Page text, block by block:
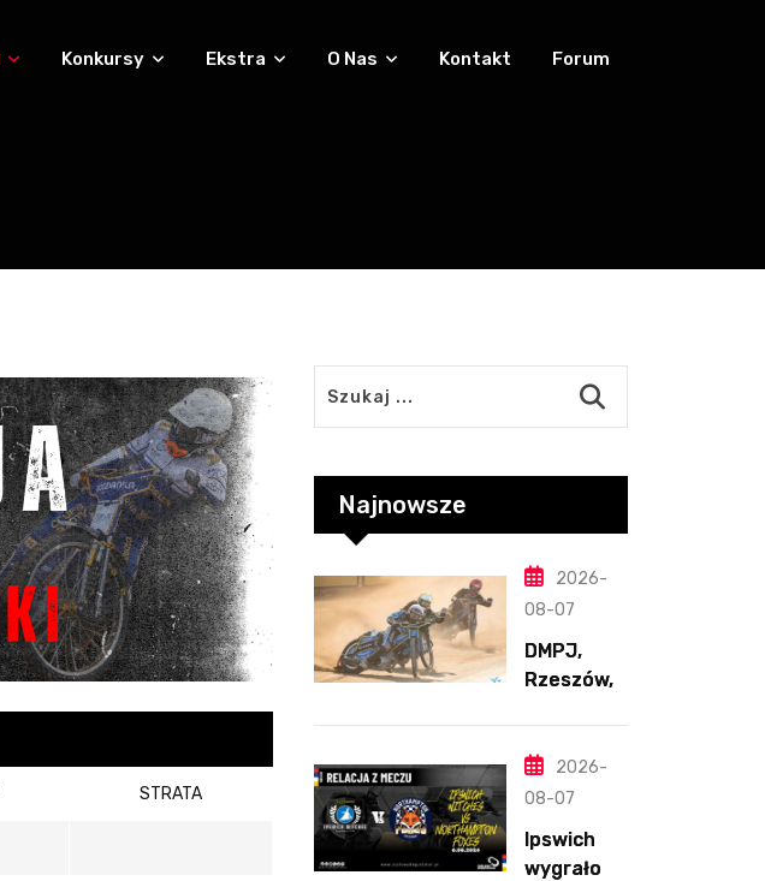
Konkursy Ekstra O Nas Kontakt Forum
STRATA
Najnowsze
2026-
08-07
DMPJ,
Rzeszów,
wa,
5.06.2026
2026-
08-07
Ipswich
wygrało z